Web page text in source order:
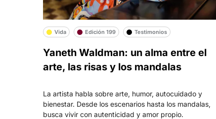
Vida Edición 199 Testimonios
Yaneth Waldman: un alma entre el
arte, las risas y los mandalas
La artista habla sobre arte, humor, autocuidado y
bienestar. Desde los escenarios hasta los mandalas,
busca vivir con autenticidad y amor propio.